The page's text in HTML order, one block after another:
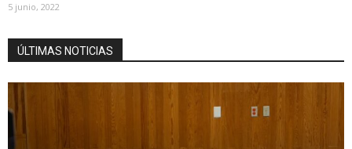
5 junio, 2022
ÚLTIMAS NOTICIAS